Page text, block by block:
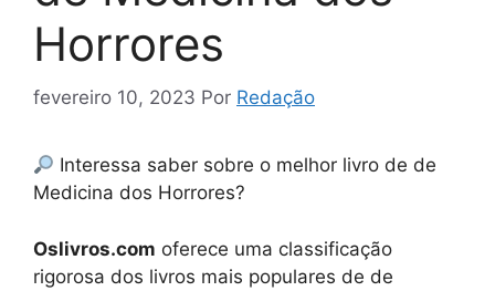
Horrores
fevereiro 10, 2023 Por Redação
Interessa saber sobre o melhor livro de de
Medicina dos Horrores?
Oslivros.com oferece uma classificação
rigorosa dos livros mais populares de de